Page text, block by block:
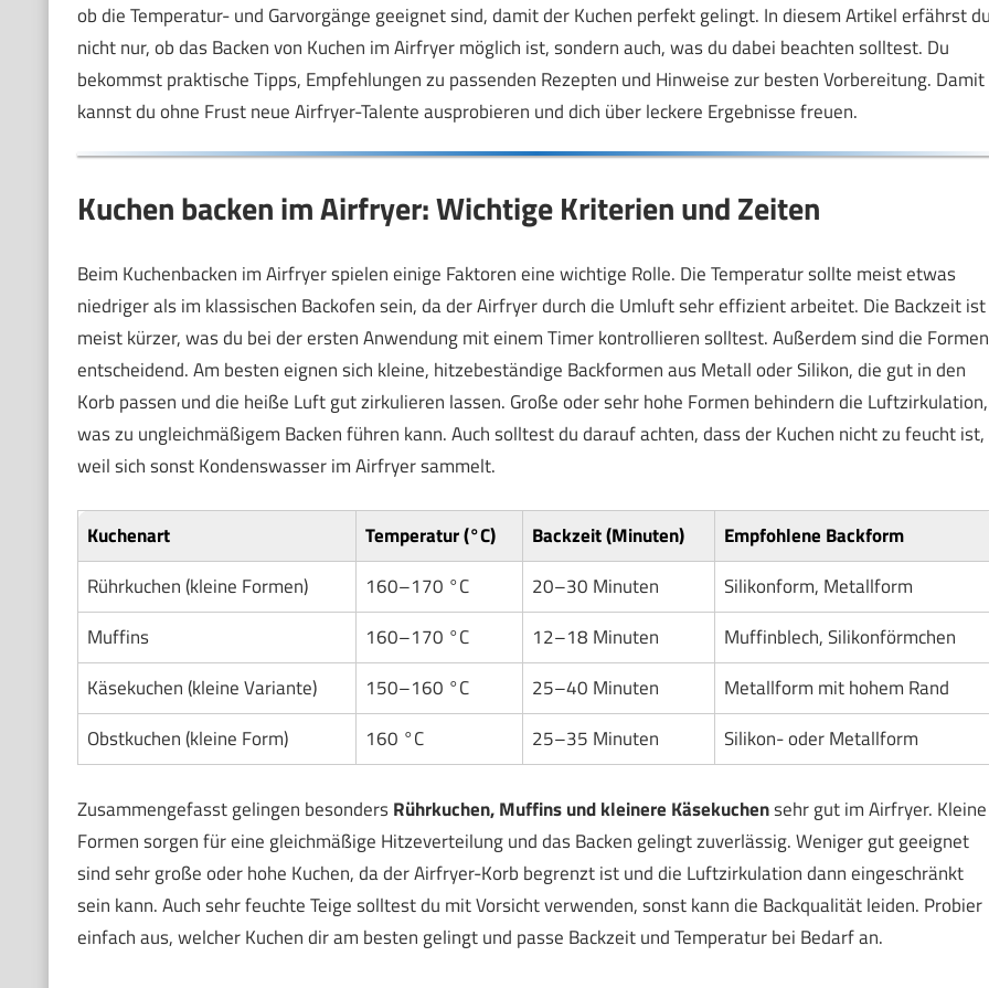
ob die Temperatur- und Garvorgänge geeignet sind, damit der Kuchen perfekt gelingt. In diesem Artikel erfährst
nicht nur, ob das Backen von Kuchen im Airfryer möglich ist, sondern auch, was du dabei beachten solltest. Du
bekommst praktische Tipps, Empfehlungen zu passenden Rezepten und Hinweise zur besten Vorbereitung. Damit
kannst du ohne Frust neue Airfryer-Talente ausprobieren und dich über leckere Ergebnisse freuen.
Kuchen backen im Airfryer: Wichtige Kriterien und Zeiten
Beim Kuchenbacken im Airfryer spielen einige Faktoren eine wichtige Rolle. Die Temperatur sollte meist etwas
niedriger als im klassischen Backofen sein, da der Airfryer durch die Umluft sehr effizient arbeitet. Die Backzeit ist
meist kürzer, was du bei der ersten Anwendung mit einem Timer kontrollieren solltest. Außerdem sind die Formen
entscheidend. Am besten eignen sich kleine, hitzebeständige Backformen aus Metall oder Silikon, die gut in den
Korb passen und die heiße Luft gut zirkulieren lassen. Große oder sehr hohe Formen behindern die Luftzirkulation,
was zu ungleichmäßigem Backen führen kann. Auch solltest du darauf achten, dass der Kuchen nicht zu feucht ist,
weil sich sonst Kondenswasser im Airfryer sammelt.
Kuchenart Temperatur (°C) Backzeit (Minuten)
Empfohlene Backform
Rührkuchen (kleine Formen)
160–170 °C 20–30 Minuten
Silikonform, Metallform
Muffins
160–170 °C 12–18 Minuten
Muffinblech, Silikonförmchen
Käsekuchen (kleine Variante)
150–160 °C 25–40 Minuten
Metallform mit hohem Rand
Obstkuchen (kleine Form)
160 °C 25–35 Minuten Silikon- oder Metallform
Zusammengefasst gelingen besondersRührkuchen, Muffins und kleinere Käsekuchensehr gut im Airfryer. Kleine
Formen sorgen für eine gleichmäßige Hitzeverteilung und das Backen gelingt zuverlässig. Weniger gut geeignet
sind sehr große oder hohe Kuchen, da der Airfryer-Korb begrenzt ist und die Luftzirkulation dann eingeschränkt
sein kann. Auch sehr feuchte Teige solltest du mit Vorsicht verwenden, sonst kann die Backqualität leiden. Probier
einfach aus, welcher Kuchen dir am besten gelingt und passe Backzeit und Temperatur bei Bedarf an.